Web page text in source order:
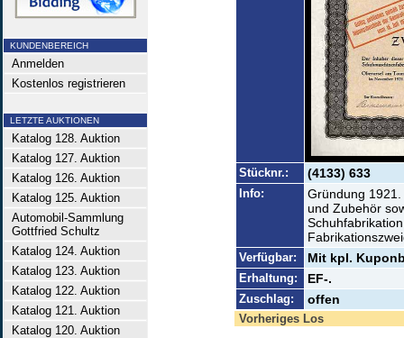
KUNDENBEREICH
Anmelden
Kostenlos registrieren
LETZTE AUKTIONEN
Katalog 128. Auktion
Katalog 127. Auktion
Katalog 126. Auktion
Katalog 125. Auktion
Automobil-Sammlung
Gottfried Schultz
Katalog 124. Auktion
Katalog 123. Auktion
Katalog 122. Auktion
Katalog 121. Auktion
Katalog 120. Auktion
Stücknr.: (4133) 633
Info:
Gründung
und Zubehör
Verfügbar: Mit kpl.
Erhaltung: EF-.
Zuschlag: offen
Vorheriges Los